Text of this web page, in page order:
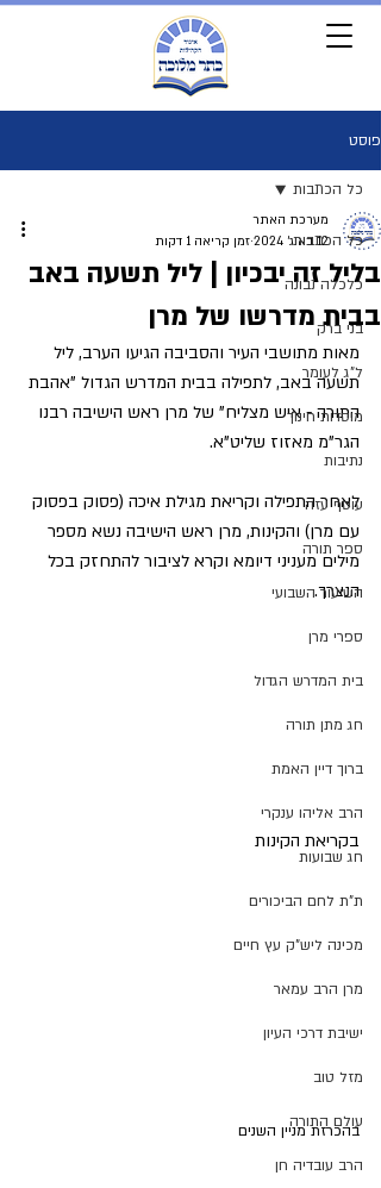
פוסט
כל הכתבות
כלכלה נבונה
בני ברק
ל"ג לעומר
מוסדות חינוך
נתיבות
עוטף עזה
ספר תורה
השיעור השבועי
ספרי מרן
בית המדרש הגדול
חג מתן תורה
ברוך דיין האמת
הרב אליהו ענקרי
חג שבועות
ת"ת לחם הביכורים
מכינה ליש"ק עץ חיים
מרן הרב עמאר
ישיבת דרכי העיון
מזל טוב
עולם התורה
הרב עובדיה חן
כל הכתבות
בליל זה יבכיון | ליל תשעה באב
בבית מדרשו של מרן
מערכת האתר
12 באוג׳ 2024
זמן קריאה 1 דקות
מאות מתושבי העיר והסביבה הגיעו הערב, ליל
תשעה באב, לתפילה בבית המדרש הגדול "אהבת
התורה - איש מצליח" של מרן ראש הישיבה רבנו
הגר"מ מאזוז שליט"א.
לאחר התפילה וקריאת מגילת איכה (פסוק בפסוק
עם מרן) והקינות, מרן ראש הישיבה נשא מספר
מילים מעניני דיומא וקרא לציבור להתחזק בכל
הנצרך.
בקריאת הקינות
בהכרזת מניין השנים